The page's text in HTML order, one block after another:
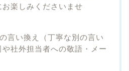
楽しみくださいませ
言い換え（丁寧な別の言い
社外担当者への敬語・メー